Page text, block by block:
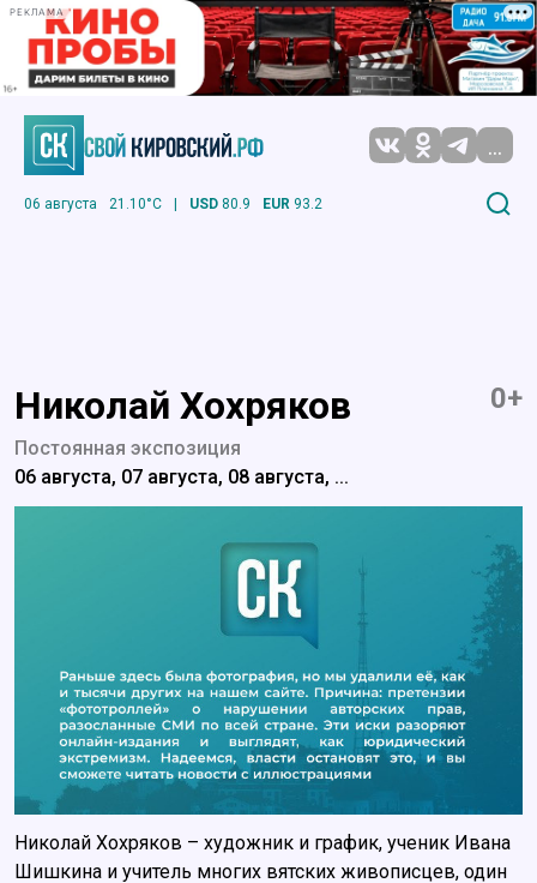
РЕКЛАМА
...
06 августа 21.10°C | USD 80.9 EUR 93.2
Николай Хохряков 0+
Постоянная экспозиция
06 августа, 07 августа, 08 августа, ...
Николай Хохряков – художник и график, ученик Ивана
Шишкина и учитель многих вятских живописцев, один